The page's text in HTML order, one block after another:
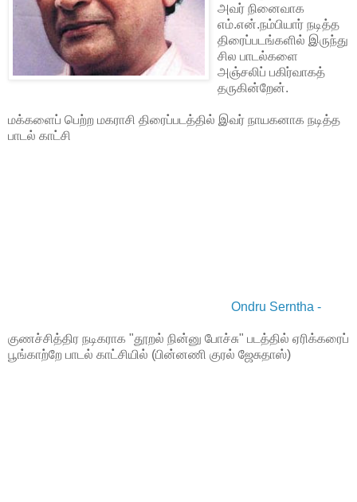
அவர் நினைவாக
எம்.என்.நம்பியார் நடித்த
திரைப்படங்களில் இருந்து
சில பாடல்களை
அஞ்சலிப் பகிர்வாகத்
தருகின்றேன்.
மக்களைப் பெற்ற மகராசி திரைப்படத்தில் இவர் நாயகனாக நடித்த
பாடல் காட்சி
Ondru Serntha -
குணச்சித்திர நடிகராக "தூறல் நின்னு போச்சு" படத்தில் ஏரிக்கரைப்
பூங்காற்றே பாடல் காட்சியில் (பின்னணி குரல் ஜேசுதாஸ்)